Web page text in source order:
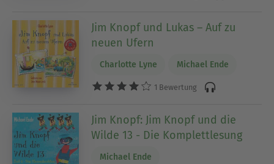
Jim Knopf und Lukas – Auf zu
neuen Ufern
Charlotte Lyne Michael Ende
1 Bewertung
Jim Knopf: Jim Knopf und die
Wilde 13 - Die Komplettlesung
Michael Ende